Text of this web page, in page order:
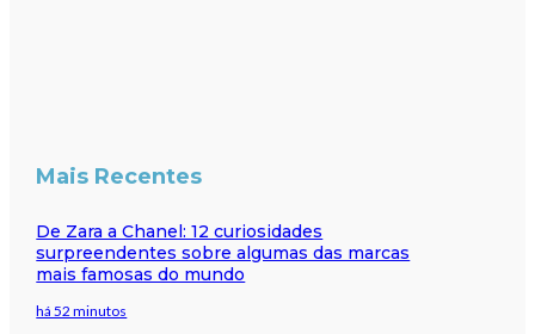
Mais Recentes
De Zara a Chanel: 12 curiosidades
surpreendentes sobre algumas das marcas
mais famosas do mundo
há 52 minutos